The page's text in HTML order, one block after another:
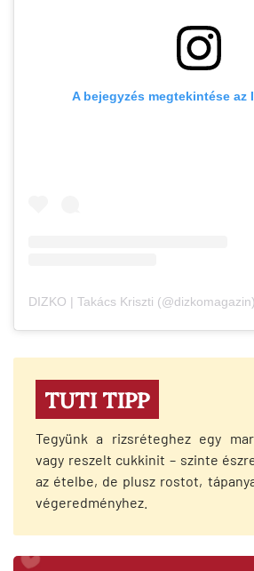
A bejegyzés megtekintése az
TUTI TIPP
Tegyünk a rizsréteghez egy
vagy reszelt cukkinit – szinte
az ételbe, de plusz rostot,
végeredményhez.